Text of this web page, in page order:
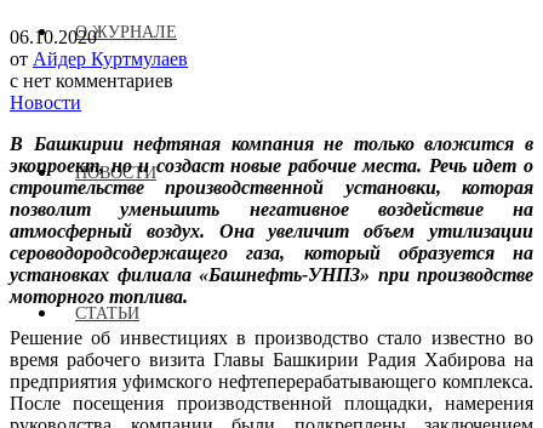
О ЖУРНАЛЕ
НОВОСТИ
СТАТЬИ
06.10.2020
от Айдер Куртмулаев
с нет комментариев
Новости
В Башкирии нефтяная компания не только вложится в
экопроект, но и создаст новые рабочие места. Речь идет о
строительстве производственной установки, которая
позволит уменьшить негативное воздействие на
атмосферный воздух. Она увеличит объем утилизации
сероводородсодержащего газа, который образуется на
установках филиала «Башнефть-УНПЗ» при производстве
моторного топлива.
Решение об инвестициях в производство стало известно во
время рабочего визита Главы Башкирии Радия Хабирова на
предприятия уфимского нефтеперерабатывающего комплекса.
После посещения производственной площадки, намерения